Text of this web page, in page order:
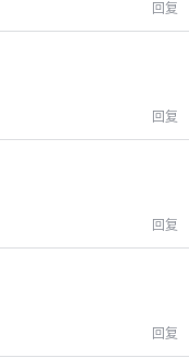
回复
回复
回复
回复